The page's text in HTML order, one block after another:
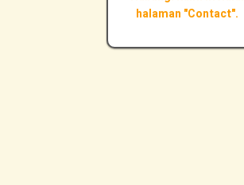
halaman "Contact".